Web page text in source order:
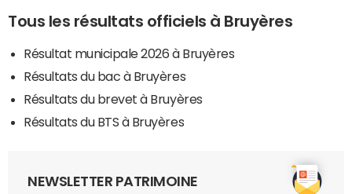
Tous les résultats officiels à Bruyères
Résultat municipale 2026 à Bruyères
Résultats du bac à Bruyères
Résultats du brevet à Bruyères
Résultats du BTS à Bruyères
NEWSLETTER PATRIMOINE